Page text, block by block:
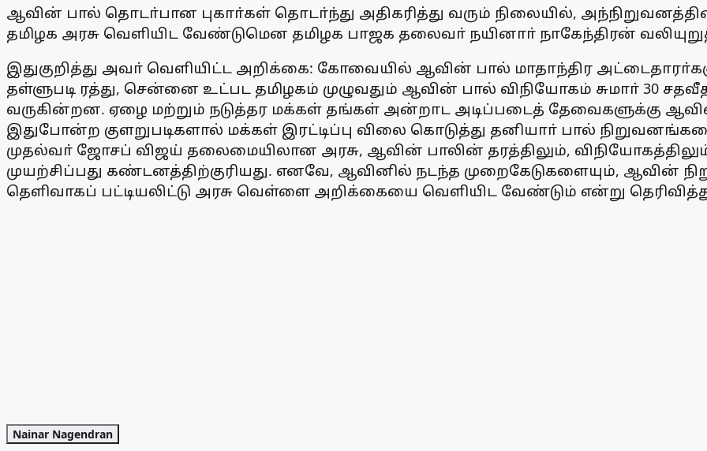
ஆவின் பால் தொடா்பான புகாா்கள் தொடா்ந்து அதிகரித்து வரும் நிலையில்,
தமிழக அரசு வெளியிட வேண்டுமென தமிழக பாஜக தலைவா் நயினாா் நாகேந்திரன்
இதுகுறித்து அவா் வெளியிட்ட அறிக்கை: கோவையில் ஆவின் பால் மாதாந்திர
தள்ளுபடி ரத்து, சென்னை உட்பட தமிழகம் முழுவதும் ஆவின் பால் விநியோகம் சுமாா் 30
வருகின்றன. ஏழை மற்றும் நடுத்தர மக்கள் தங்கள் அன்றாட அடிப்படைத் தேவைகளுக்கு
இதுபோன்ற குளறுபடிகளால் மக்கள் இரட்டிப்பு விலை கொடுத்து தனியாா் பால்
முதல்வா் ஜோசப் விஜய் தலைமையிலான அரசு, ஆவின் பாலின் தரத்திலும்,
முயற்சிப்பது கண்டனத்திற்குரியது. எனவே, ஆவினில் நடந்த முறைகேடுகளையும், ஆவின்
தெளிவாகப் பட்டியலிட்டு அரசு வெள்ளை அறிக்கையை வெளியிட வேண்டும் என்று
Nainar Nagendran